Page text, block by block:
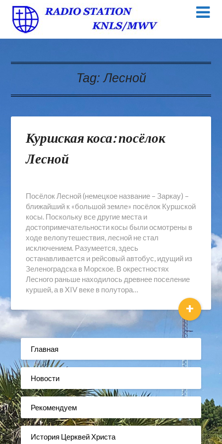
Tag:Лесной
Куршская коса: посёлок
Лесной
Посёлок Лесной (немецкое название – Заркау) –
ближайший к «большой земле» посёлок Куршской
косы. Поскольку все другие места и
достопримечательности косы были осмотрены в
ходе велопутешествия, лесной не стал
исключением. Разумеется, здесь
останавливается и рейсовый автобус, идущий из
Зеленоградска в Морское. В окрестностях
Лесного раньше находилось древнее поселение
куршей, а в XIV веке в полутора…
+
Главная
Новости
Рекомендуем
История Церквей Христа